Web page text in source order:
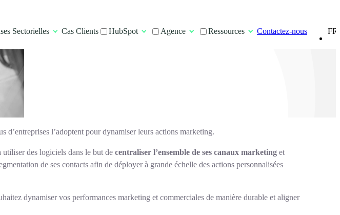
Sectorielles Cas Clients HubSpot Agence Ressources Contactez-nous
d’entreprises l’adoptent pour dynamiser leurs actions marketing.
utiliser des logiciels dans le but decentraliser l’ensemble de ses canaux marketing et
de ses contacts afin de déployer à grande échelle des actions personnalisées
dynamiser vos performances marketing et commerciales de manière durable et aligner